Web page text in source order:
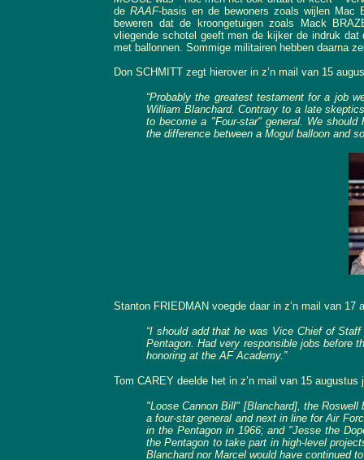
de RAAF-basis en de bewoners zoals wijlen Mac
beweren dat de kroongetuigen zoals Mack
vliegende schotel geeft men de kijker de indruk
met ballonnen. Sommige militairen hebben daarna
Don SCHMITT zegt hierover in z’n mail van 15
“Probably the greatest testament for a job
William Blanchard. Contrary to a late
to become a "Four-star" general. We
the difference between a Mogul balloon and
Stanton FRIEDMAN voegde daar in z’n mail van 17
“I should add that he was Vice Chief of
Pentagon. Had very responsible jobs before
honoring at the AF Academy.”
Tom CAREY deelde het in z’n mail van 15
"Loose Cannon Bill" [Blanchard], the
a four-star general and next in line for Air
in the Pentagon in 1966; and "Jesse the
the Pentagon to take part in high-level
Blanchard nor Marcel would have continued